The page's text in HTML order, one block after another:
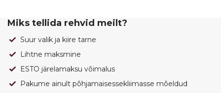
Miks tellida rehvid meilt?
Suur valik ja kiire tarne
Lihtne maksmine
ESTO järelamaksu võimalus
Pakume ainult põhjamaisessekliimasse mõeldud